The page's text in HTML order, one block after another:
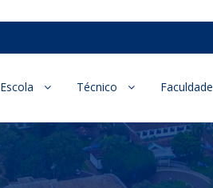
Escola Técnico Faculdade